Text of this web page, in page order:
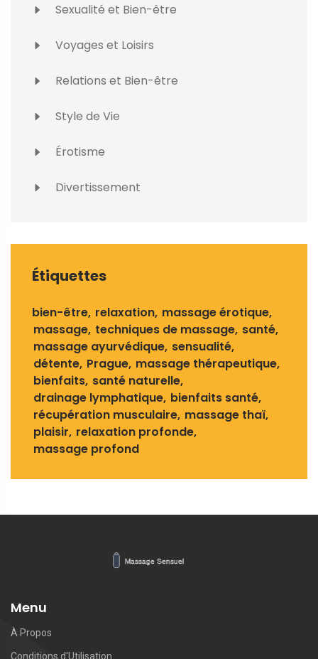
Sexualité et Bien-être
Voyages et Loisirs
Relations et Bien-être
Style de Vie
Érotisme
Divertissement
Étiquettes
bien-être relaxation massage érotique
massage techniques de massage santé
massage ayurvédique sensualité
détente Prague massage thérapeutique
bienfaits santé naturelle
drainage lymphatique bienfaits santé
récupération musculaire massage thaï
plaisir relaxation profonde
massage profond
Menu
À Propos
Conditions d'Utilisation